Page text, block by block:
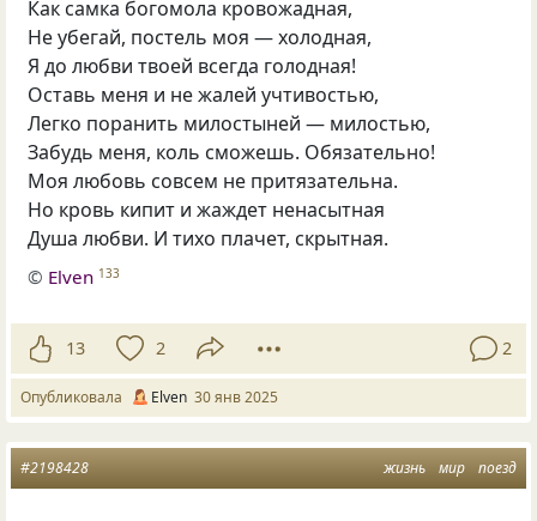
Как самка богомола кровожадная,
Не убегай, постель моя — холодная,
Я до любви твоей всегда голодная!
Оставь меня и не жалей учтивостью,
Легко поранить милостыней — милостью,
Забудь меня, коль сможешь. Обязательно!
Моя любовь совсем не притязательна.
Но кровь кипит и жаждет ненасытная
Душа любви. И тихо плачет, скрытная.
© Elven 133
13 2 2
Опубликовала Elven 30 янв 2025
жизнь мир поезд
#2198428